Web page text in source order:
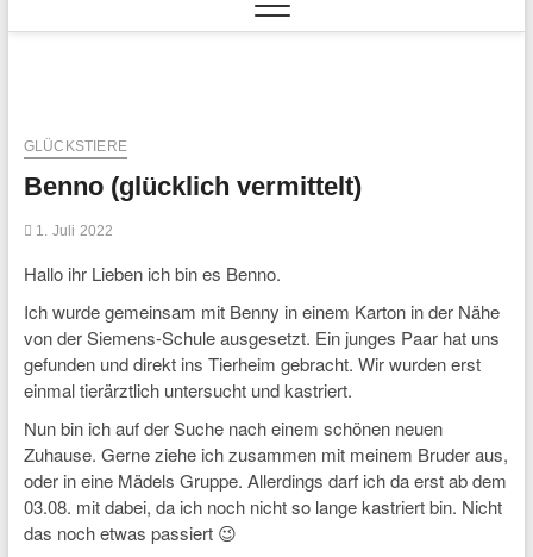
GLÜCKSTIERE
Benno (glücklich vermittelt)
1. Juli 2022
Hallo ihr Lieben ich bin es Benno.
Ich wurde gemeinsam mit Benny in einem Karton in der Nähe
von der Siemens-Schule ausgesetzt. Ein junges Paar hat uns
gefunden und direkt ins Tierheim gebracht. Wir wurden erst
einmal tierärztlich untersucht und kastriert.
Nun bin ich auf der Suche nach einem schönen neuen
Zuhause. Gerne ziehe ich zusammen mit meinem Bruder aus,
oder in eine Mädels Gruppe. Allerdings darf ich da erst ab dem
03.08. mit dabei, da ich noch nicht so lange kastriert bin. Nicht
das noch etwas passiert 😉